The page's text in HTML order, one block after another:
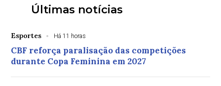
Últimas notícias
Esportes Há 11 horas
CBF reforça paralisação das competições
durante Copa Feminina em 2027